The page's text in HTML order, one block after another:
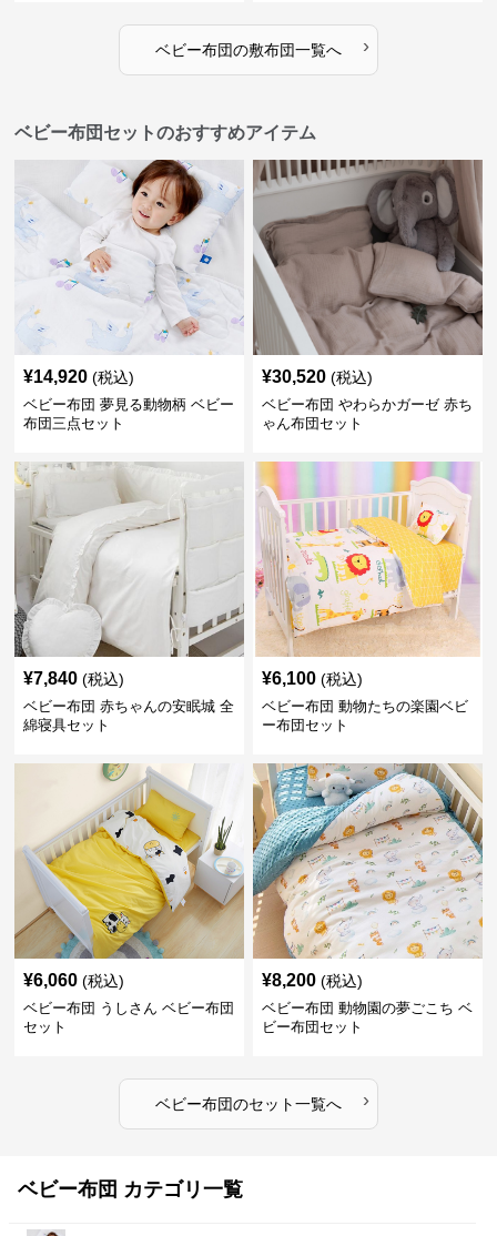
ベビー布団の敷布団一覧へ ›
ベビー布団セットのおすすめアイテム
¥14,920 (税込)
ベビー布団 夢見る動物柄 ベビー
布団三点セット
¥30,520 (税込)
ベビー布団 やわらかガーゼ 赤ち
ゃん布団セット
¥7,840 (税込)
ベビー布団 赤ちゃんの安眠城 全
綿寝具セット
¥6,100 (税込)
ベビー布団 動物たちの楽園ベビ
ー布団セット
¥6,060 (税込)
ベビー布団 うしさん ベビー布団
セット
¥8,200 (税込)
ベビー布団 動物園の夢ごこち ベ
ビー布団セット
ベビー布団のセット一覧へ ›
ベビー布団 カテゴリ一覧